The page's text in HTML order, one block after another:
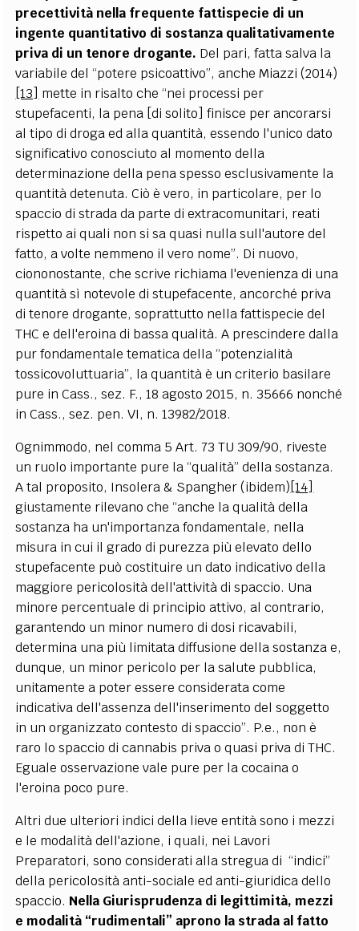
precettività nella frequente fattispecie di un
ingente quantitativo di sostanza qualitativamente
priva di un tenore drogante. Del pari, fatta salva la
variabile del “potere psicoattivo”, anche Miazzi (2014)
[13] mette in risalto che “nei processi per
stupefacenti, la pena [di solito] finisce per ancorarsi
al tipo di droga ed alla quantità, essendo l'unico dato
significativo conosciuto al momento della
determinazione della pena spesso esclusivamente la
quantità detenuta. Ciò è vero, in particolare, per lo
spaccio di strada da parte di extracomunitari, reati
rispetto ai quali non si sa quasi nulla sull'autore del
fatto, a volte nemmeno il vero nome”. Di nuovo,
ciononostante, che scrive richiama l'evenienza di una
quantità sì notevole di stupefacente, ancorché priva
di tenore drogante, soprattutto nella fattispecie del
THC e dell'eroina di bassa qualità. A prescindere dalla
pur fondamentale tematica della “potenzialità
tossicovoluttuaria”, la quantità è un criterio basilare
pure in Cass., sez. F., 18 agosto 2015, n. 35666 nonché
in Cass., sez. pen. VI, n. 13982/2018.
Ognimmodo, nel comma 5 Art. 73 TU 309/90, riveste
un ruolo importante pure la “qualità” della sostanza.
A tal proposito, Insolera & Spangher (ibidem)[14]
giustamente rilevano che “anche la qualità della
sostanza ha un'importanza fondamentale, nella
misura in cui il grado di purezza più elevato dello
stupefacente può costituire un dato indicativo della
maggiore pericolosità dell'attività di spaccio. Una
minore percentuale di principio attivo, al contrario,
garantendo un minor numero di dosi ricavabili,
determina una più limitata diffusione della sostanza e,
dunque, un minor pericolo per la salute pubblica,
unitamente a poter essere considerata come
indicativa dell'assenza dell'inserimento del soggetto
in un organizzato contesto di spaccio”. P.e., non è
raro lo spaccio di cannabis priva o quasi priva di THC.
Eguale osservazione vale pure per la cocaina o
l'eroina poco pure.
Altri due ulteriori indici della lieve entità sono i mezzi
e le modalità dell'azione, i quali, nei Lavori
Preparatori, sono considerati alla stregua di “indici”
della pericolosità anti-sociale ed anti-giuridica dello
spaccio. Nella Giurisprudenza di legittimità, mezzi
e modalità “rudimentali” aprono la strada al fatto